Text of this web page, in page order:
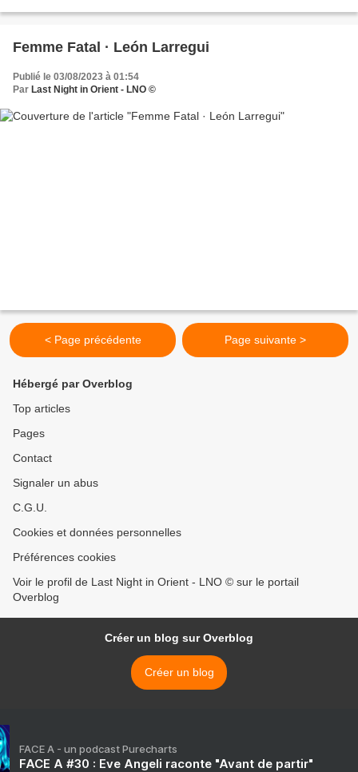
Femme Fatal · León Larregui
Publié le 03/08/2023 à 01:54
Par Last Night in Orient - LNO ©
< Page précédente Page suivante >
Hébergé par Overblog
Top articles
Pages
Contact
Signaler un abus
C.G.U.
Cookies et données personnelles
Préférences cookies
Voir le profil de Last Night in Orient - LNO © sur le portail
Overblog
Créer un blog sur Overblog
Créer un blog
FACE A - un podcast Purecharts
FACE A #30 : Eve Angeli raconte "Avant de partir"